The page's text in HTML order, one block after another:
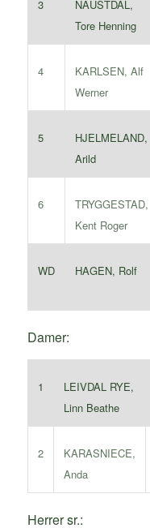
3
NAUSTDAL,
Tore Henning
4
KARLSEN, Alf
Werner
5
HJELMELAND,
Arild
6
TRYGGESTAD,
Kent Roger
WD HAGEN, Rolf
Damer:
1
LEIVDAL RYE,
Linn Beathe
2
KARASNIECE,
Anda
Herrer sr.: